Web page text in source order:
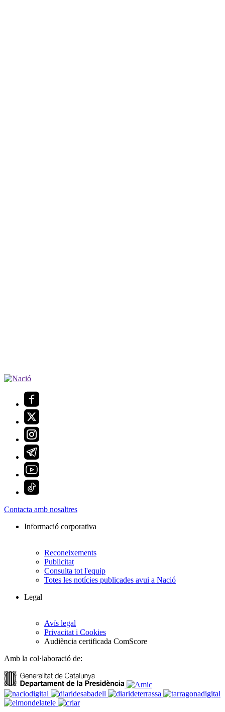
Contacta amb nosaltres
Informació corporativa
Reconeixements
Publicitat
Consulta tot l'equip
Totes les notícies publicades avui a Nació
Legal
Avís legal
Privacitat i Cookies
Audiència certificada ComScore
Amb la col·laboració de: